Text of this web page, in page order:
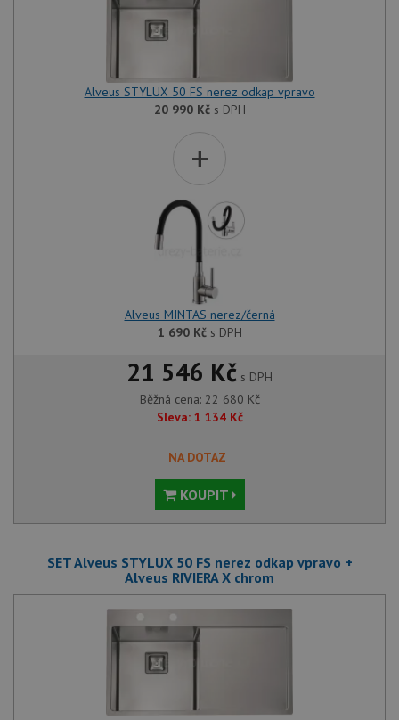
Alveus STYLUX 50 FS nerez odkap vpravo
20 990 Kčs DPH
+
Alveus MINTAS nerez/černá
1 690 Kčs DPH
21 546 Kč s DPH
Běžná cena: 22 680 Kč
Sleva: 1 134 Kč
NA DOTAZ
KOUPIT
SET Alveus STYLUX 50 FS nerez odkap vpravo +
Alveus RIVIERA X chrom